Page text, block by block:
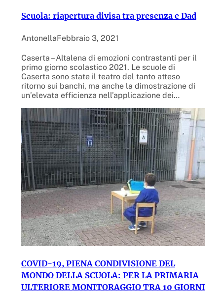
Scuola: riapertura divisa tra presenza e Dad
AntonellaFebbraio 3, 2021
Caserta – Altalena di emozioni contrastanti per il
primo giorno scolastico 2021. Le scuole di
Caserta sono state il teatro del tanto atteso
ritorno sui banchi, ma anche la dimostrazione di
un’elevata efficienza nell’applicazione dei…
COVID-19, PIENA CONDIVISIONE DEL
MONDO DELLA SCUOLA: PER LA PRIMARIA
ULTERIORE MONITORAGGIO TRA 10 GIORNI